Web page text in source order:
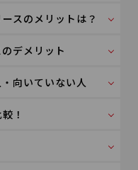
スのメリットは？
デメリット
向いていない人
！